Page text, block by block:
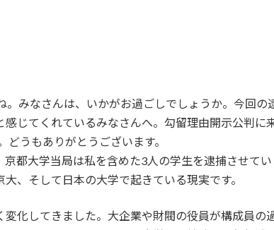
みなさんは、いかがお過ごしでしょうか。今回の
じてくれているみなさんへ。勾留理由開示公判に
うもありがとうございます。
都大学当局は私を含めた3人の学生を逮捕させてい
、そして日本の大学で起きている現実です。
化してきました。大企業や財閥の役員が構成員の